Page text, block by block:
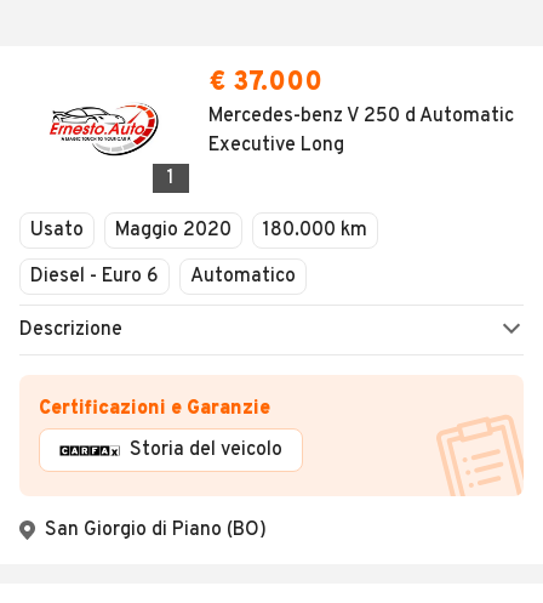
1
€ 37.000
Mercedes-benz V 250 d Automatic
Executive Long
Usato Maggio 2020
180.000 km
Diesel - Euro 6
Automatico
Descrizione
Certificazioni e Garanzie
Storia del veicolo
San Giorgio di Piano (BO)